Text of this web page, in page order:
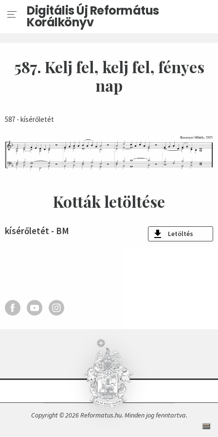
Digitális Új Református
Korálkönyv
587. Kelj fel, kelj fel, fényes
nap
587 - kísérőletét
Kották letöltése
kísérőletét - BM Letöltés
Copyright © 2026 Reformatus.hu. Minden jog fenntartva.